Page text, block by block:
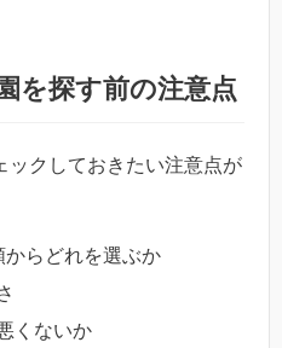
を探す前の注意点
ックしておきたい注意点が
らどれを選ぶか
くないか